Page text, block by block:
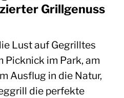
Grillgenuss
Lust auf Gegrilltes
Picknick im Park, am
Ausflug in die Natur,
die perfekte